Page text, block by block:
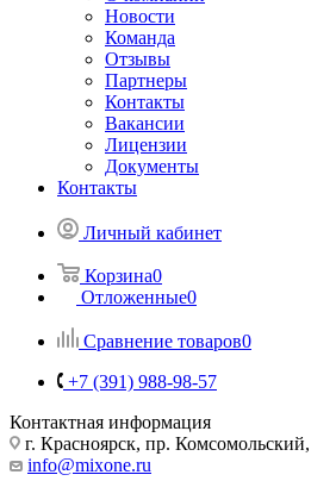
Новости
Команда
Отзывы
Партнеры
Контакты
Вакансии
Лицензии
Документы
Контакты
Личный кабинет
Корзина0
Отложенные0
Сравнение товаров0
+7 (391) 988-98-57
Контактная информация
г. Красноярск, пр.
info@mixone.ru